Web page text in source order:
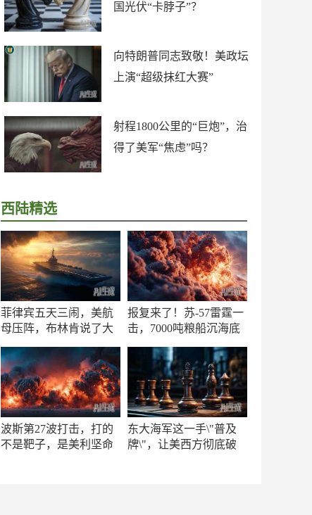
国光伏“卡脖子”？
向特朗普同志致敬！美政坛
上演“超级抹红大赛”
射程1800公里的“巨炮”，治
得了美军“焦虑”吗？
西陆精选
菲律宾五天三闹，美航
母压阵，布林肯说了大
报复来了！苏-57雷霆一
击，7000吨粮船沉海底
波斯第27波打击，打的
不是靶子，是美利坚命
东大海军这一手\"普及
牌\"，让美西方彻底破